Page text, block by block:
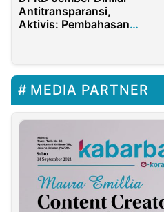
Antitransparansi,
Aktivis: Pembahasan
MEDIA PARTNER